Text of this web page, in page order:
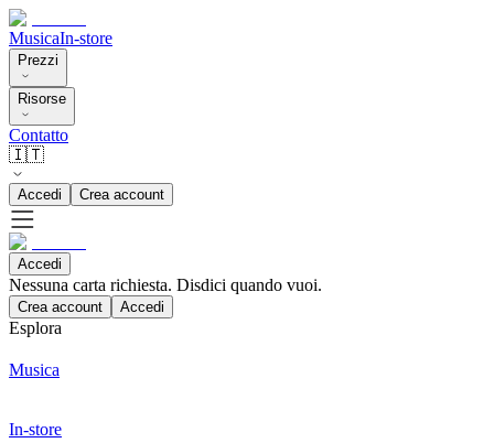
MusicaIn-store
Prezzi
Risorse
Contatto
🇮🇹
Accedi Crea account
Accedi
Nessuna carta richiesta. Disdici quando vuoi.
Crea account Accedi
Esplora
Musica
In-store